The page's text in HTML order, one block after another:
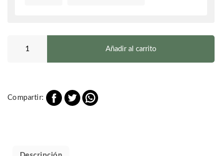
Añadir al carrito
Compartir: